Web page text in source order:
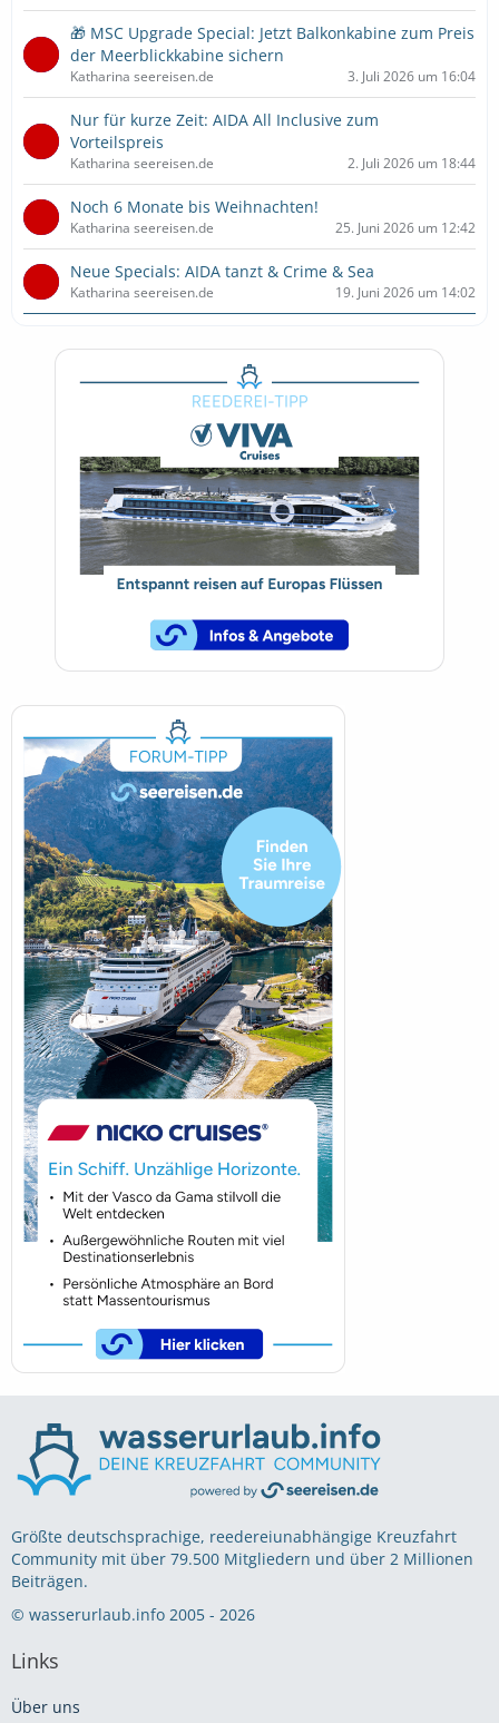
🎁 MSC Upgrade Special: Jetzt Balkonkabine zum Preis
der Meerblickkabine sichern
Katharina seereisen.de 3. Juli 2026 um 16:04
Nur für kurze Zeit: AIDA All Inclusive zum
Vorteilspreis
Katharina seereisen.de 2. Juli 2026 um 18:44
Noch 6 Monate bis Weihnachten!
Katharina seereisen.de 25. Juni 2026 um 12:42
Neue Specials: AIDA tanzt & Crime & Sea
Katharina seereisen.de 19. Juni 2026 um 14:02
Größte deutschsprachige, reedereiunabhängige Kreuzfahrt
Community mit über 79.500 Mitgliedern und über 2 Millionen
Beiträgen.
© wasserurlaub.info 2005 - 2026
Links
Über uns